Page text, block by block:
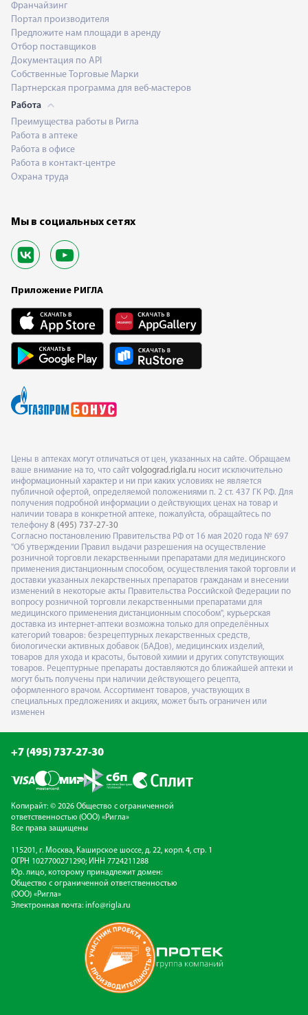
Франчайзинг
Портал производителя
Предложите нам площади в аренду
Отбор поставщиков
Документация по API
Собственные Торговые Марки
Партнерская программа для веб-мастеров
Работа
Преимущества работы в Ригла
Работа в аптеке
Работа в офисе
Работа в контакт-центре
Охрана труда
Мы в социальных сетях
Приложение РИГЛА
Цены в аптеках могут отличаться от цен, указанных на сайте. Обращаем
ваше внимание на то, что сайт volgograd.rigla.ru носит исключительно
информационный характер и ни при каких условиях не является
публичной офертой, определяемой положениями п. 2 ст. 437 ГК РФ. Для
получения подробной информации о действующих ценах на товар и
наличии товара в конкретной аптеке, пожалуйста, обращайтесь по
телефону 8 (495) 737-27-30
Согласно постановлению Правительства РФ от 16 мая 2020 года № 697
"Об утверждении Правил выдачи разрешения на осуществление
розничной торговли лекарственными препаратами для медицинского
применения дистанционным способом, осуществления такой торговли и
доставки указанных лекарственных препаратов гражданам и внесении
изменений в некоторые акты Правительства Российской Федерации по
вопросу розничной торговли лекарственными препаратами для
медицинского применения дистанционным способом", курьерская
доставка из интернет-аптеки возможна только для определённых
категорий товаров: безрецептурных лекарственных средств,
биологически активных добавок (БАДов), медицинских изделий,
товаров для ухода и красоты, бытовой химии и других сопутствующих
товаров. Рецептурные препараты доставляются до ближайшей аптеки и
могут быть получены при наличии действующего рецепта,
оформленного врачом. Ассортимент товаров, участвующих в
специальных предложениях и акциях, может быть ограничен или
изменен
+7 (495) 737-27-30
Копирайт: © 2026 Общество с ограниченной
ответственностью (ООО) «Ригла»
Все права защищены
115201, г. Москва, Каширское шоссе, д. 22, корп. 4, стр. 1
ОГРН 1027700271290; ИНН 7724211288
Юр. лицо, которому принадлежит домен:
Общество с ограниченной ответственностью
(ООО) «Ригла»
Электронная почта: info@rigla.ru